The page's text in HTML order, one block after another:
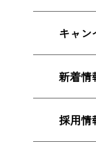
キャン
新着情
採用情